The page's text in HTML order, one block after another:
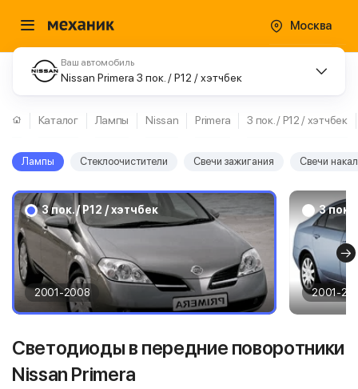
Москва
Ваш автомобиль
Nissan Primera 3 пок. / P12 / хэтчбек
Каталог Лампы Nissan Primera 3 пок. / P12 / хэтчбек
Лампы Стеклоочистители Свечи зажигания Свечи
3 пок. / P12 / хэтчбек
2001-2008
3 пок.
2001-
Светодиоды в передние поворотники
Nissan Primera